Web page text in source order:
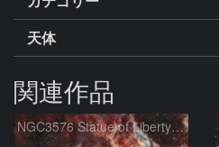
天体
関連作品
NGC3576 Statue of Liberty Nebula ＆ Gum37 Southern Tadpoles